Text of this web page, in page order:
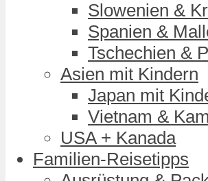
Slowenien &
Spanien &
Tschechien &
Asien mit Kindern
Japan mit
Vietnam &
USA + Kanada
Familien-Reisetipps